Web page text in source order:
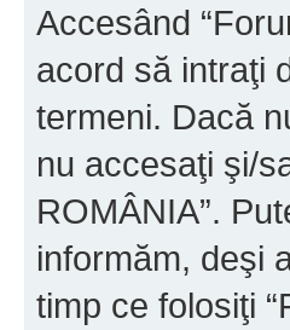
Accesând
acord să intraţi
termeni. Dacă
nu accesaţi şi/
ROMÂNIA”.
informăm, deşi
timp ce folosiţi